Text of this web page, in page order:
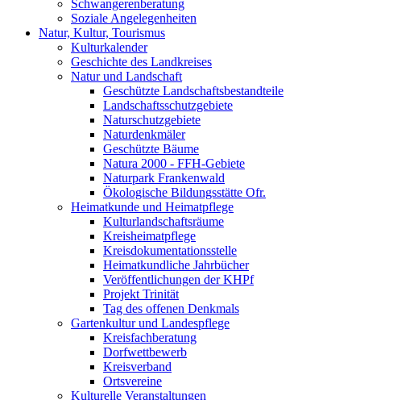
Schwangerenberatung
Soziale Angelegenheiten
Natur, Kultur, Tourismus
Kulturkalender
Geschichte des Landkreises
Natur und Landschaft
Geschützte Landschaftsbestandteile
Landschaftsschutzgebiete
Naturschutzgebiete
Naturdenkmäler
Geschützte Bäume
Natura 2000 - FFH-Gebiete
Naturpark Frankenwald
Ökologische Bildungsstätte Ofr.
Heimatkunde und Heimatpflege
Kulturlandschaftsräume
Kreisheimatpflege
Kreisdokumentationsstelle
Heimatkundliche Jahrbücher
Veröffentlichungen der KHPf
Projekt Trinität
Tag des offenen Denkmals
Gartenkultur und Landespflege
Kreisfachberatung
Dorfwettbewerb
Kreisverband
Ortsvereine
Kulturelle Veranstaltungen